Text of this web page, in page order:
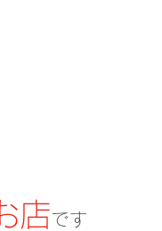
店です